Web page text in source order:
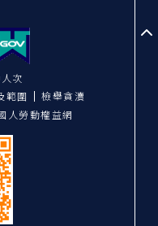
次
範圍
檢舉貪瀆
人勞動權益網
至